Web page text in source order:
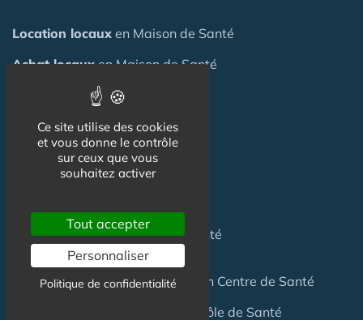
Location locaux en Maison de Santé
Achat locauxen Maison de Santé
en Centre de Santé
S'installer en Maison de Santé
une Maison de Santé
Investirdans une Maison de Santé
Céderune Maisonde Santé
ou un Centre de Santé
pour création Maison / Pôle de Santé
Ce site utilise des cookies
et vous donne le contrôle
sur ceux que vous
souhaitez activer
Tout accepter
Personnaliser
Politique de confidentialité